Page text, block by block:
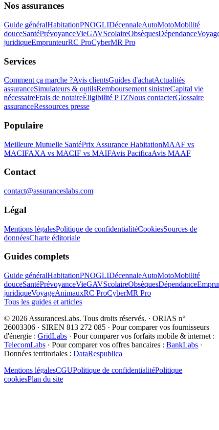
Nos assurances
Guide généralHabitationPNOGLIDécennaleAutoMotoMobilité
douceSantéPrévoyanceVieGAVScolaireObsèquesDépendance
juridiqueEmprunteurRC ProCyberMR Pro
Services
Comment ça marche ?Avis clientsGuides d'achatActualités
assuranceSimulateurs & outilsRemboursement sinistreCapital vie
nécessaireFrais de notaireÉligibilité PTZNous contacterGlossaire
assuranceRessources presse
Populaire
Meilleure Mutuelle SantéPrix Assurance HabitationMAAF vs
MACIFAXA vs MACIF vs MAIFAvis PacificaAvis MAAF
Contact
contact@assuranceslabs.com
Légal
Mentions légalesPolitique de confidentialitéCookiesSources de
donnéesCharte éditoriale
Guides complets
Guide généralHabitationPNOGLIDécennaleAutoMotoMobilité
douceSantéPrévoyanceVieGAVScolaireObsèquesDépendance
juridiqueVoyageAnimauxRC ProCyberMR Pro
Tous les guides et articles
© 2026 AssurancesLabs. Tous droits réservés. · ORIAS n°
26003306 · SIREN 813 272 085 · Pour comparer vos fournisseurs
d'énergie : GridLabs · Pour comparer vos forfaits mobile & internet :
TelecomLabs · Pour comparer vos offres bancaires : BankLabs ·
Données territoriales : DataRespublica
Mentions légalesCGUPolitique de confidentialitéPolitique
cookiesPlan du site